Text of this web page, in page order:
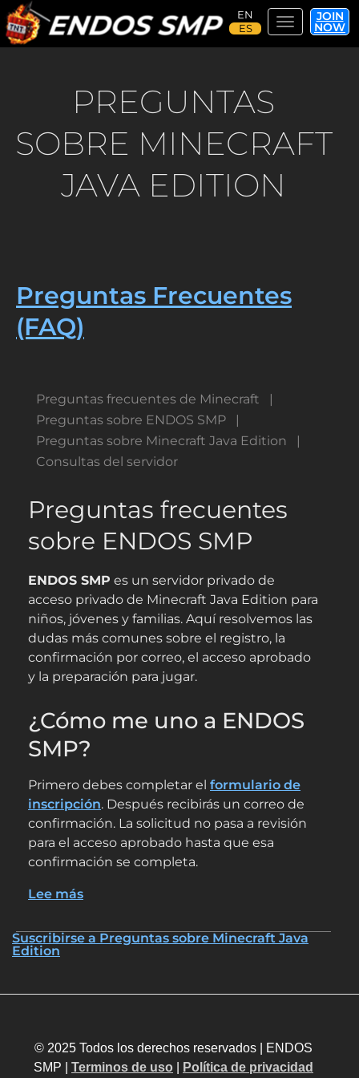
ToggleJOIN
NOW
PREGUNTAS
SOBRE MINECRAFT
JAVA EDITION
Preguntas Frecuentes
(FAQ)
Preguntas frecuentes de Minecraft
Preguntas sobre ENDOS SMP
Preguntas sobre Minecraft Java Edition
Consultas del servidor
Preguntas frecuentes
sobre ENDOS SMP
ENDOS SMP es un servidor privado de
acceso privado de Minecraft Java Edition para
niños, jóvenes y familias. Aquí resolvemos las
dudas más comunes sobre el registro, la
confirmación por correo, el acceso aprobado
y la preparación para jugar.
¿Cómo me uno a ENDOS
SMP?
Primero debes completar el formulario de
inscripción. Después recibirás un correo de
confirmación. La solicitud no pasa a revisión
para el acceso aprobado hasta que esa
confirmación se completa.
Lee más
Frecuentes
Suscribirse a Preguntas sobre Minecraft Java
Edition
© 2025 Todos los derechos reservados | ENDOS
SMP | Terminos de uso Política de privacidad